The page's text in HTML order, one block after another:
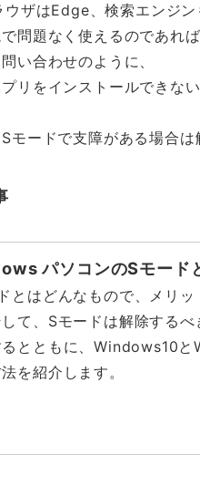
ウザはEdge、検索エンジン
問題なく使えるのであれば
い合わせのように、
リをインストールできな
モードで支障がある場合は
パソコンのSモード
とはどんなもので、メリッ
て、Sモードは解除するべ
とともに、Windows10と
を紹介します。